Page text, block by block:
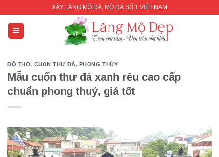
content
XÂY LĂNG MỘ ĐÁ, MỘ ĐÁ SỐ 1 VIỆT NAM
ĐỒ THỜ, CUỐN THƯ ĐÁ, PHONG THỦY
Mẫu cuốn thư đá xanh rêu cao cấp
chuẩn phong thuỷ, giá tốt